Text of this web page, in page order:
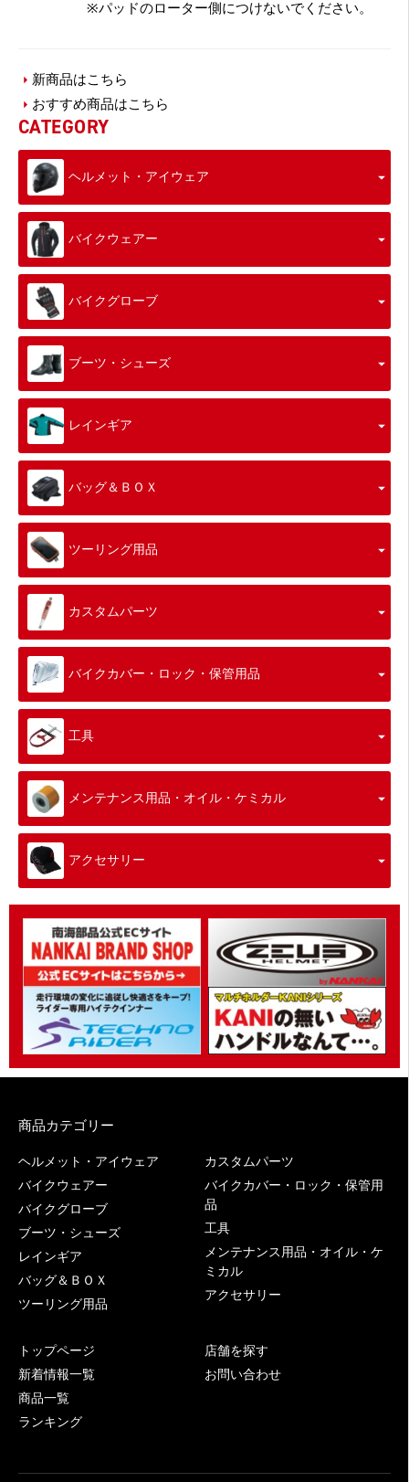
※パッドのローター側につけないでください。
新商品はこちら
おすすめ商品はこちら
CATEGORY
ヘルメット・アイウェア
バイクウェアー
バイクグローブ
ブーツ・シューズ
レインギア
バッグ＆ＢＯＸ
ツーリング用品
カスタムパーツ
バイクカバー・ロック・保管用品
工具
メンテナンス用品・オイル・ケミカル
アクセサリー
商品カテゴリー
ヘルメット・アイウェア
バイクウェアー
バイクグローブ
ブーツ・シューズ
レインギア
バッグ＆ＢＯＸ
ツーリング用品
カスタムパーツ
バイクカバー・ロック・保管用
品
工具
メンテナンス用品・オイル・ケ
ミカル
アクセサリー
トップページ
新着情報一覧
商品一覧
ランキング
店舗を探す
お問い合わせ